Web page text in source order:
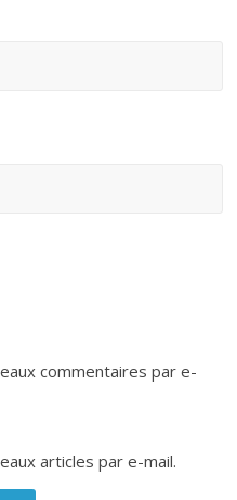
commentaires par e-
articles par e-mail.